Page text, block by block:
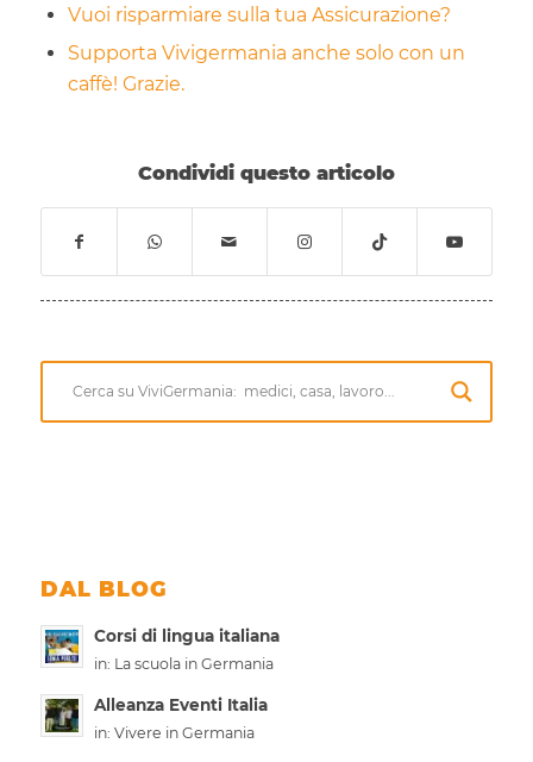
Vuoi risparmiare sulla tua Assicurazione?
Supporta Vivigermania anche solo con un
caffè! Grazie.
Condividi questo articolo
DAL BLOG
Corsi di lingua italiana
in: La scuola in Germania
Alleanza Eventi Italia
in: Vivere in Germania